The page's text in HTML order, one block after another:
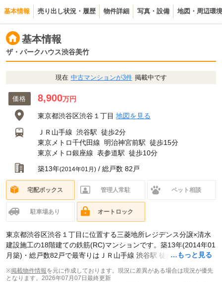
基本情報 売り出し状況・履歴 物件詳細 写真・設備 地図・周辺環境
基本情報
ザ・パークハウス渋谷美竹
現在 中古マンションが3件 掲載中です
価格 8,900万円
東京都渋谷区渋谷１丁目 地図を見る
ＪＲ山手線 渋谷駅 徒歩2分
東京メトロ千代田線
明治神宮前駅 徒歩15分
東京メトロ銀座線 表参道駅 徒歩10分
築13年(2014年01月) / 総戸数 82戸
宅配ボックス 管理人常駐 ペット相談
駐車場あり オートロック
…もっと見る
東京都渋谷区渋谷１丁目に位置する三菱地所レジデンス分譲×清水
建設施工の18階建ての鉄筋(RC)マンションです。築13年(2014年01
月築)・総戸数82戸で最寄りはＪＲ山手線 渋谷駅 徒歩2分。東京メ
募集中の部屋が1件(2LDK)、中古マンション売り出し中の部屋が3
※掲載物件情報を元に作成しております。現況に差異がある場合は現況が優先
となります。 2026年07月07日最終更新